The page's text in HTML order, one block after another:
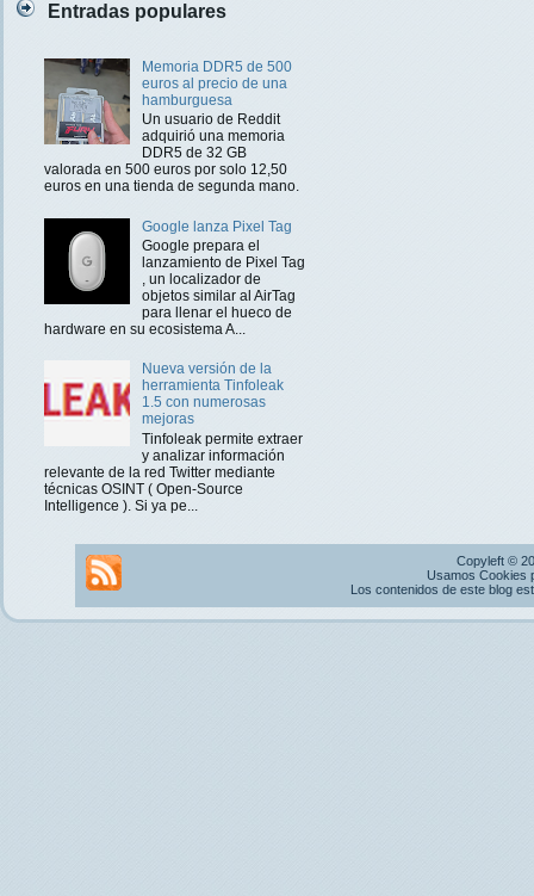
Entradas populares
Memoria DDR5 de 500
euros al precio de una
hamburguesa
Un usuario de Reddit
adquirió una memoria
DDR5 de 32 GB
valorada en 500 euros por solo 12,50
euros en una tienda de segunda mano.
Google lanza Pixel Tag
Google prepara el
lanzamiento de Pixel Tag
, un localizador de
objetos similar al AirTag
para llenar el hueco de
hardware en su ecosistema A...
Nueva versión de la
herramienta Tinfoleak
1.5 con numerosas
mejoras
Tinfoleak permite extraer
y analizar información
relevante de la red Twitter mediante
técnicas OSINT ( Open-Source
Intelligence ). Si ya pe...
Copyleft ©
Usamos Cookies
Los contenidos de este blog